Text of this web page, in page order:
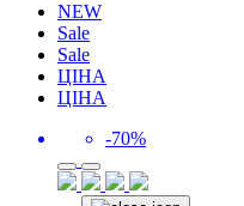
NEW
Sale
Sale
ЦІНА
ЦІНА
-70%